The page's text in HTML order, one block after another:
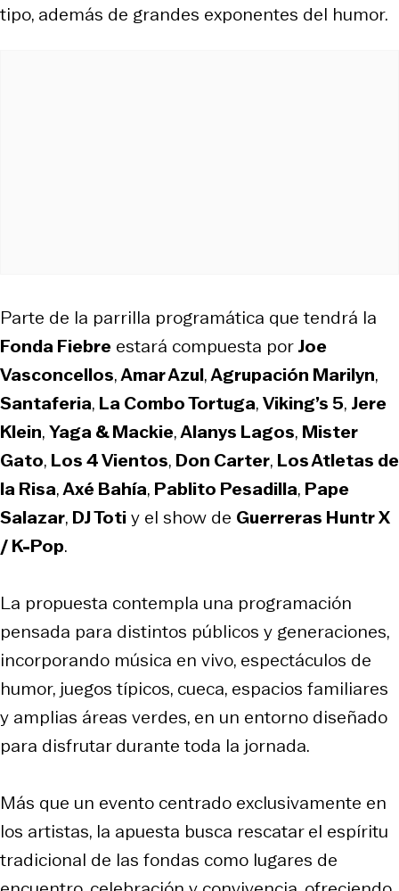
tipo, además de grandes exponentes del humor.
Parte de la parrilla programática que tendrá la
Fonda Fiebre estará compuesta porJoe
Vasconcellos,Amar Azul,Agrupación Marilyn,
Santaferia, La Combo Tortuga,Viking’s 5, Jere
Klein,Yaga & Mackie,Alanys Lagos, Mister
Gato, Los 4 Vientos, Don Carter, Los Atletas de
la Risa,Axé Bahía, Pablito Pesadilla, Pape
Salazar, DJ Totiy el show de Guerreras Huntr X
/ K-Pop.
La propuesta contempla una programación
pensada para distintos públicos y generaciones,
incorporando música en vivo, espectáculos de
humor, juegos típicos, cueca, espacios familiares
y amplias áreas verdes, en un entorno diseñado
para disfrutar durante toda la jornada.
Más que un evento centrado exclusivamente en
los artistas, la apuesta busca rescatar el espíritu
tradicional de las fondas como lugares de